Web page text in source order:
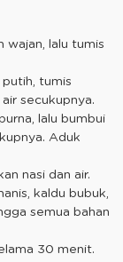
wajan, lalu tumis
tumis
secukupnya.
lalu bumbui
Aduk
nasi dan air.
kaldu bubuk,
semua bahan
30 menit.